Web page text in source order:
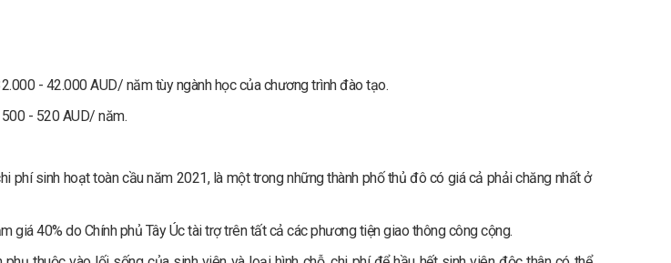
- 42.000 AUD/ năm tùy ngành học của chương trình đào tạo.
- 520 AUD/ năm.
phí sinh hoạt toàn cầu năm 2021, là một trong những thành phố thủ đô có giá cả phải chăng nhất ở
giá 40% do Chính phủ Tây Úc tài trợ trên tất cả các phương tiện giao thông công cộng.